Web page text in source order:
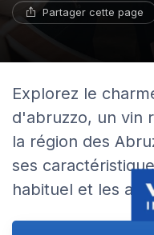
Partager cette page
Explorez le
d'abruzzo, un vin
la région des
ses
habituel et les